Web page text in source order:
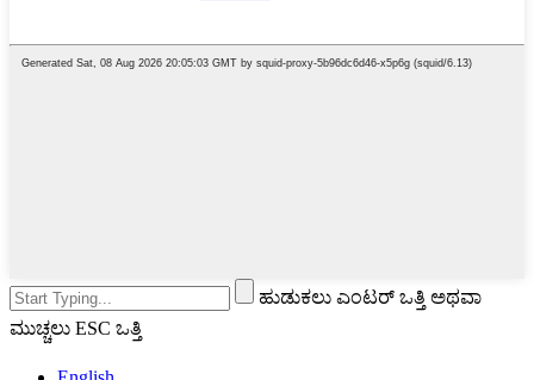
ಹುಡುಕಲು ಎಂಟರ್ ಒತ್ತಿ ಅಥವಾ
ಮುಚ್ಚಲು ESC ಒತ್ತಿ